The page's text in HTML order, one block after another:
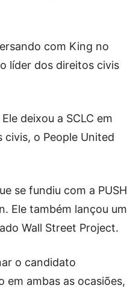
com King no
líder dos direitos civis
deixou a SCLC em
o People United
se fundiu com a PUSH
Ele também lançou um
Wall Street Project.
o candidato
em ambas as ocasiões,